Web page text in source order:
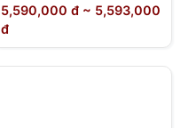
5,590,000 đ ~ 5,593,000
đ